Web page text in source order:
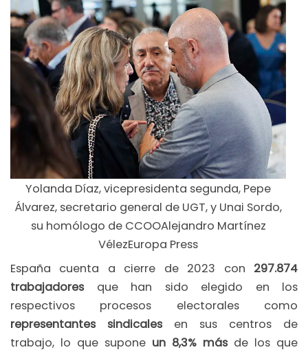
Yolanda Díaz, vicepresidenta segunda, Pepe
Álvarez, secretario general de UGT, y Unai Sordo,
su homólogo de CCOOAlejandro Martínez
VélezEuropa Press
España cuenta a cierre de 2023 con 297.874
trabajadores que han sido elegido en los
respectivos procesos electorales como
representantes sindicales en sus centros de
trabajo, lo que supone un 8,3% más de los que